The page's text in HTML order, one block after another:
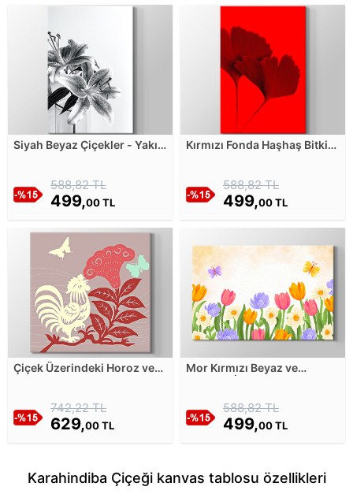
Siyah Beyaz Çiçekler - Yakın
588,82 TL
499,00 TL
Kırmızı Fonda Haşhaş Bitkisi
588,82 TL
499,00 TL
Çiçek Üzerindeki Horoz ve
742,22 TL
629,00 TL
Mor Kırmızı Beyaz ve
588,82 TL
499,00 TL
Karahindiba Çiçeği kanvas tablosu özellikleri